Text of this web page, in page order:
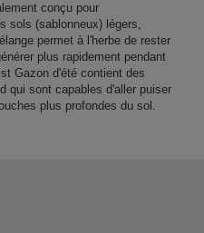
conçu pour
sols (sablonneux) légers,
permet à l'herbe de rester
plus rapidement pendant
Gazon d'été contient des
qui sont capables d'aller puiser
plus profondes du sol.